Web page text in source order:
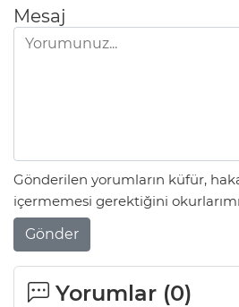
Mesaj
Gönderilen yorumların küfür,
içermemesi gerektiğini
Gönder
Yorumlar (0)